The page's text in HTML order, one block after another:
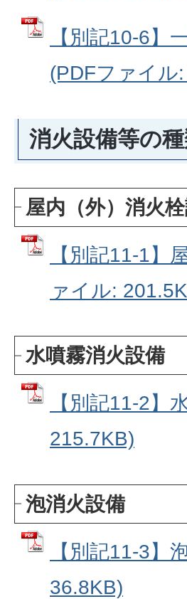
【別記10-6】
(PDFファイル
消火設備等の
屋内（外）消火
【別記11-1】
ァイル:
水噴霧消火設備
【別記11-2】
215.7KB)
泡消火設備
【別記11-3】
36.8KB)